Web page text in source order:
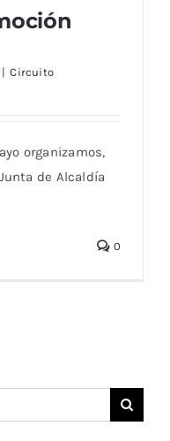
| Circuito
organizamos,
de Alcaldía
0